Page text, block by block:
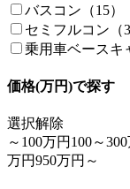
バスコン（15）
セミフルコン（3
乗用車ベースキ
価格(万円)で探す
選択解除
～100万円 100～
万円950万円～